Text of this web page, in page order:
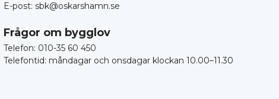
E-post: sbk@oskarshamn.se
Frågor om bygglov
Telefon: 010-35 60 450
Telefontid: måndagar och onsdagar klockan 10.00–11.30